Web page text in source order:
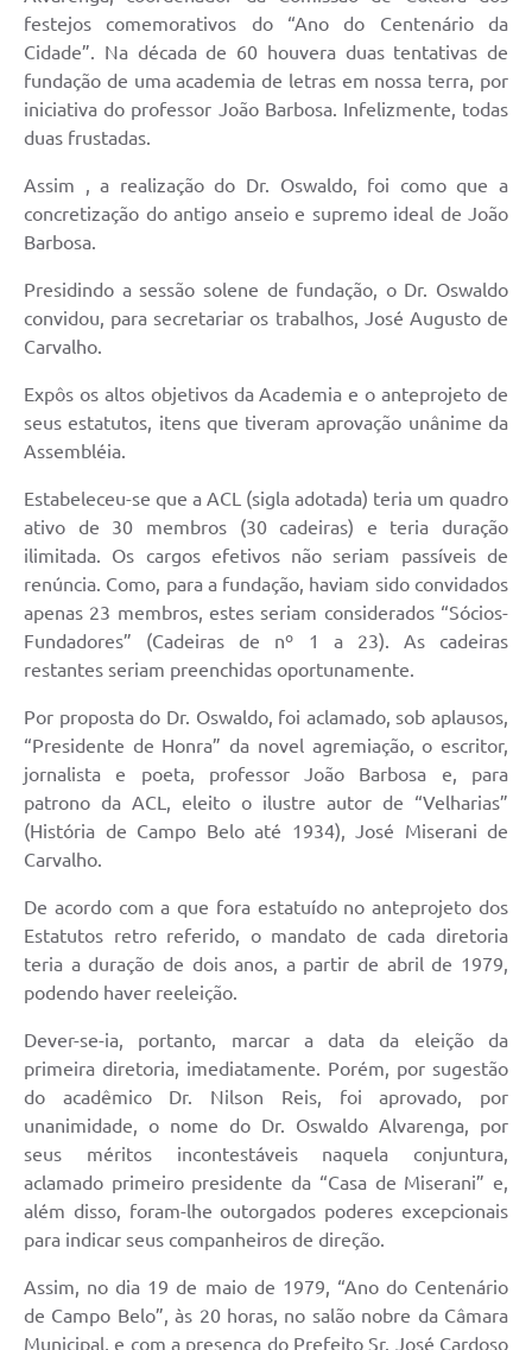
festejos comemorativos do “Ano do Centenário da
Cidade”. Na década de 60 houvera duas tentativas de
fundação de uma academia de letras em nossa terra, por
iniciativa do professor João Barbosa. Infelizmente, todas
duas frustadas.
Assim , a realização do Dr. Oswaldo, foi como que a
concretização do antigo anseio e supremo ideal de João
Barbosa.
Presidindo a sessão solene de fundação, o Dr. Oswaldo
convidou, para secretariar os trabalhos, José Augusto de
Carvalho.
Expôs os altos objetivos da Academia e o anteprojeto de
seus estatutos, itens que tiveram aprovação unânime da
Assembléia.
Estabeleceu-se que a ACL (sigla adotada) teria um quadro
ativo de 30 membros (30 cadeiras) e teria duração
ilimitada. Os cargos efetivos não seriam passíveis de
renúncia. Como, para a fundação, haviam sido convidados
apenas 23 membros, estes seriam considerados “Sócios-
Fundadores” (Cadeiras de nº 1 a 23). As cadeiras
restantes seriam preenchidas oportunamente.
Por proposta do Dr. Oswaldo, foi aclamado, sob aplausos,
“Presidente de Honra” da novel agremiação, o escritor,
jornalista e poeta, professor João Barbosa e, para
patrono da ACL, eleito o ilustre autor de “Velharias”
(História de Campo Belo até 1934), José Miserani de
Carvalho.
De acordo com a que fora estatuído no anteprojeto dos
Estatutos retro referido, o mandato de cada diretoria
teria a duração de dois anos, a partir de abril de 1979,
podendo haver reeleição.
Dever-se-ia, portanto, marcar a data da eleição da
primeira diretoria, imediatamente. Porém, por sugestão
do acadêmico Dr. Nilson Reis, foi aprovado, por
unanimidade, o nome do Dr. Oswaldo Alvarenga, por
seus méritos incontestáveis naquela conjuntura,
aclamado primeiro presidente da “Casa de Miserani” e,
além disso, foram-lhe outorgados poderes excepcionais
para indicar seus companheiros de direção.
Assim, no dia 19 de maio de 1979, “Ano do Centenário
de Campo Belo”, às 20 horas, no salão nobre da Câmara
Municipal, e com a presença do Prefeito Sr. José Cardoso